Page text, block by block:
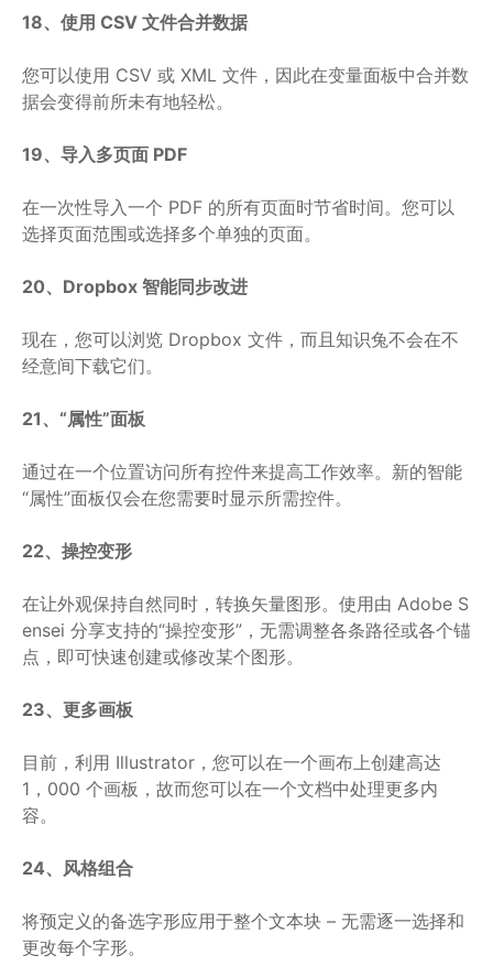
18、使用 CSV 文件合并数据
您可以使用 CSV 或 XML 文件，因此在变量面板中合并数
据会变得前所未有地轻松。
19、导入多页面 PDF
在一次性导入一个 PDF 的所有页面时节省时间。您可以
选择页面范围或选择多个单独的页面。
20、Dropbox 智能同步改进
现在，您可以浏览 Dropbox 文件，而且知识兔不会在不
经意间下载它们。
21、“属性”面板
通过在一个位置访问所有控件来提高工作效率。新的智能
“属性”面板仅会在您需要时显示所需控件。
22、操控变形
在让外观保持自然同时，转换矢量图形。使用由 Adobe S
ensei 分享支持的“操控变形”，无需调整各条路径或各个锚
点，即可快速创建或修改某个图形。
23、更多画板
目前，利用 Illustrator，您可以在一个画布上创建高达
1，000 个画板，故而您可以在一个文档中处理更多内
容。
24、风格组合
将预定义的备选字形应用于整个文本块 – 无需逐一选择和
更改每个字形。